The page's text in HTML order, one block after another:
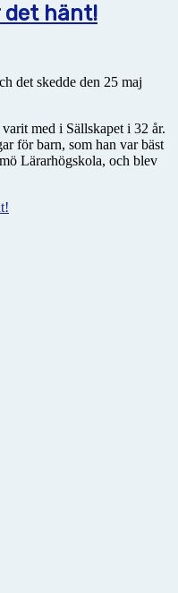
det hänt!
det skedde den 25 maj
med i Sällskapet i 32 år.
för barn, som han var bäst
Lärarhögskola, och blev